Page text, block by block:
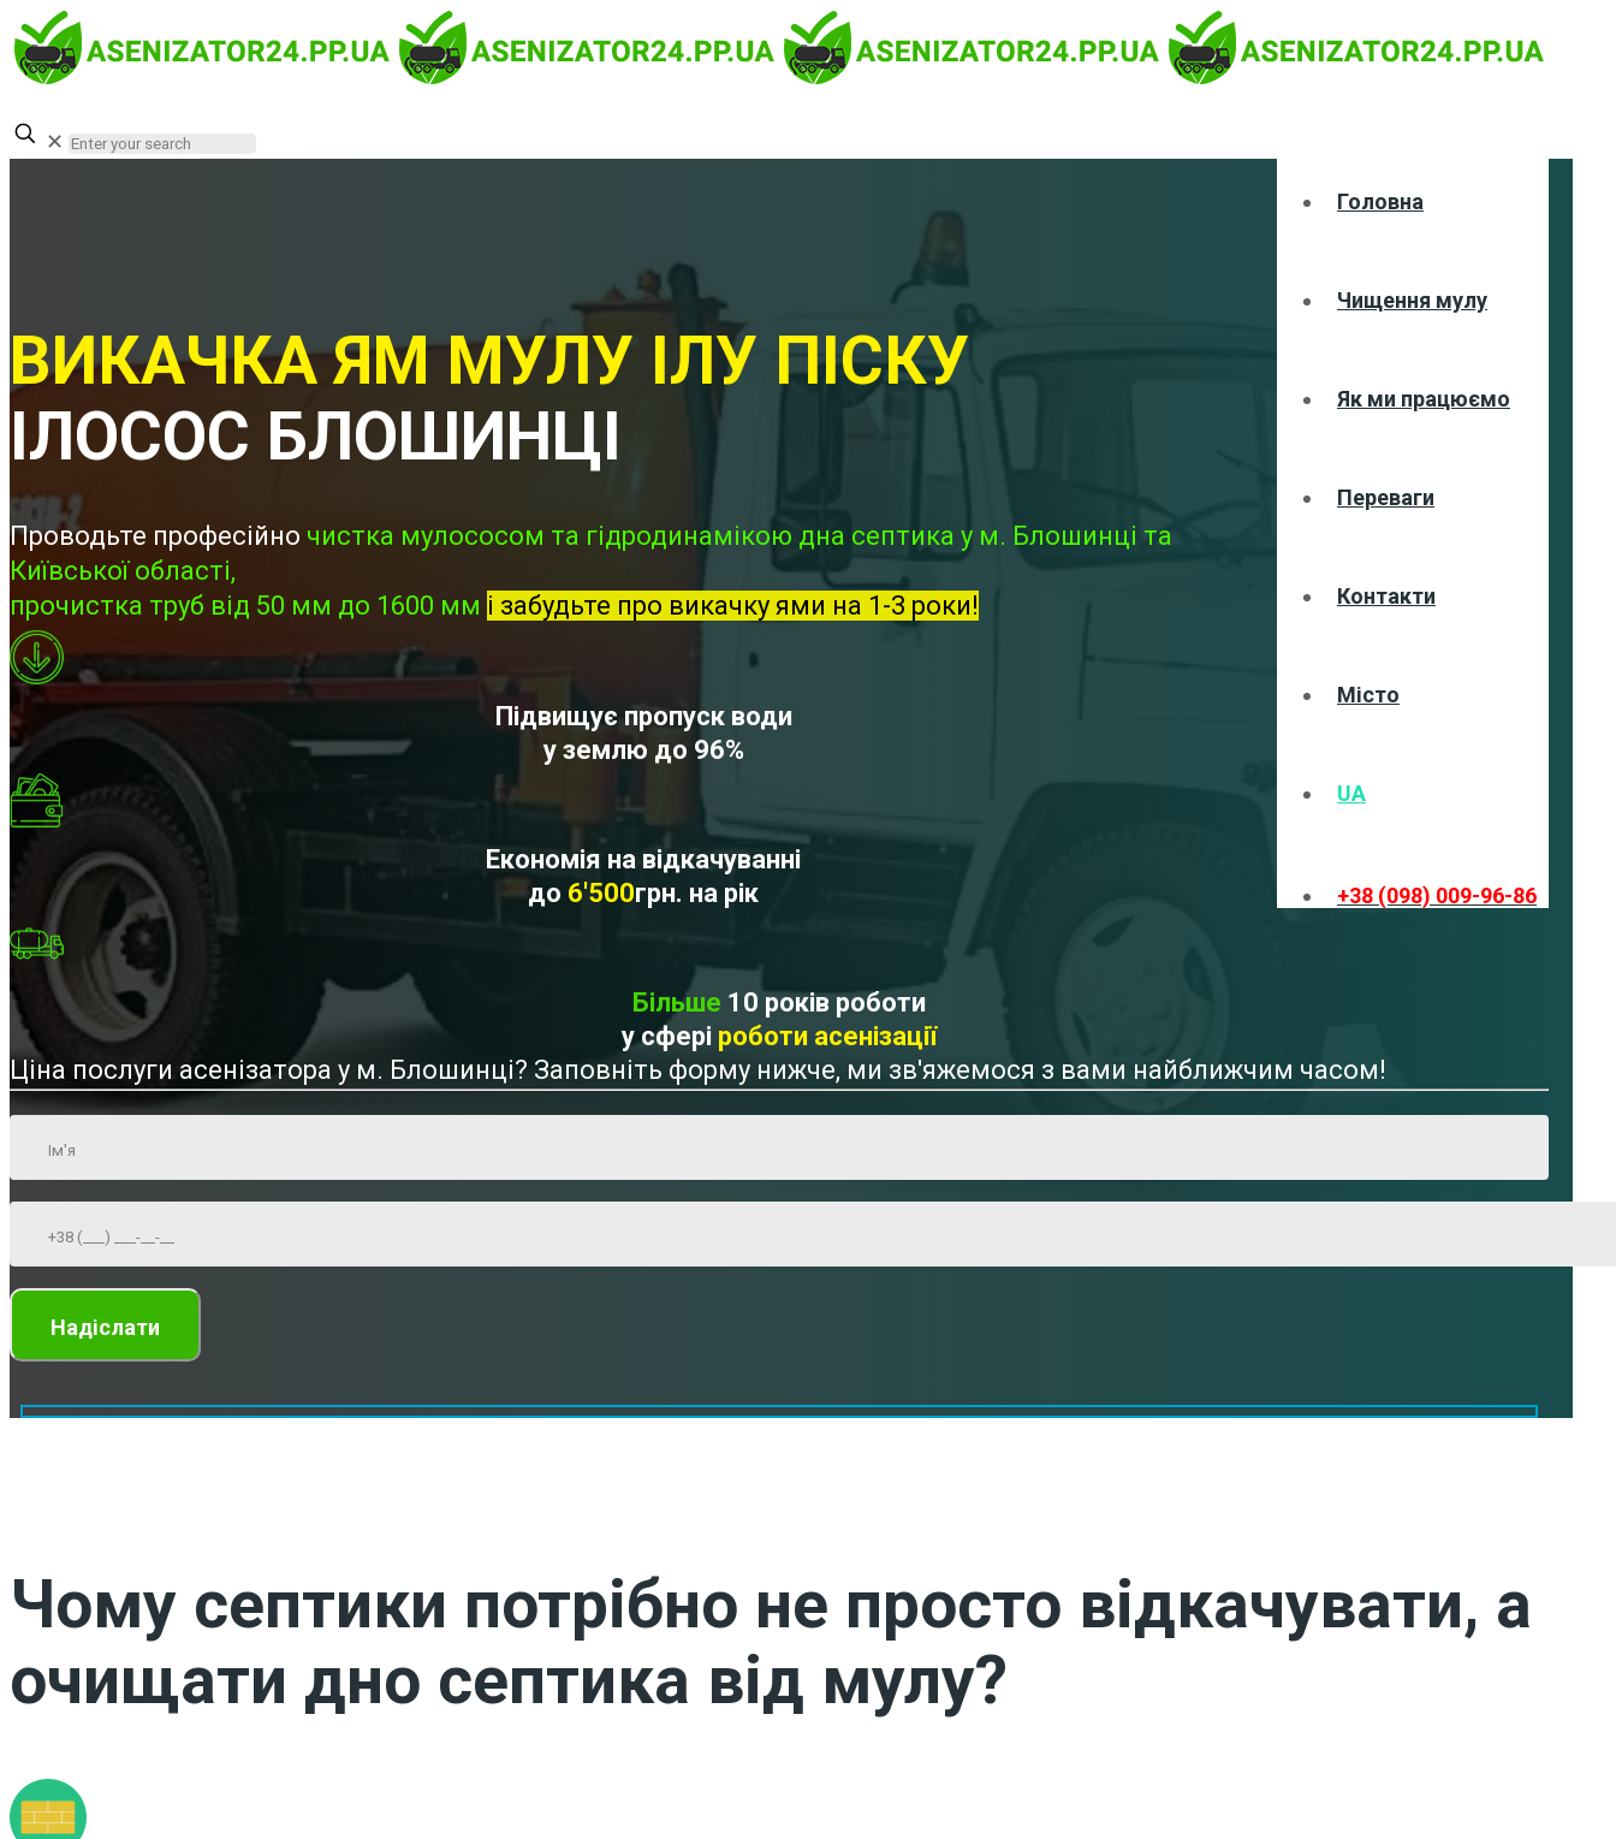
Головна
Чищення мулу
Як ми працюємо
Переваги
Контакти
Місто
UA
+38 (098) 009-96-86
✕
ВИКАЧКА ЯМ МУЛУ ІЛУ ПІСКУ
ІЛОСОС БЛОШИНЦІ
Проводьте професійно чистка мулососом та гідродинамікою дна септика у м. Блошинці та
Київської області,
прочистка труб від 50 мм до 1600 мм і забудьте про викачку ями на 1-3 роки!
Підвищує пропуск води
у землю до 96%
Економія на відкачуванні
до 6'500грн. на рік
Більше 10 років роботи
у сфері роботи асенізації
Ціна послуги асенізатора у м. Блошинці? Заповніть форму нижче, ми зв'яжемося з вами найближчим часом!
Чому септики потрібно не просто відкачувати, а
очищати дно септика від мулу?